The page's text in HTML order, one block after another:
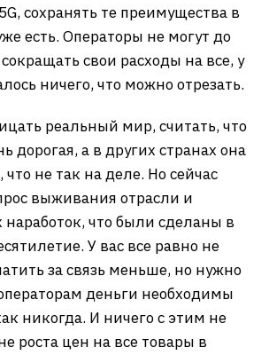
сохранять те преимущества в
есть. Операторы не могут до
свои расходы на все, у
ничего, что можно отрезать.
реальный мир, считать, что
дорогая, а в других странах она
не так на деле. Но сейчас
выживания отрасли и
наработок, что были сделаны в
У вас все равно не
за связь меньше, но нужно
деньги необходимы
никогда. И ничего с этим не
роста цен на все товары в